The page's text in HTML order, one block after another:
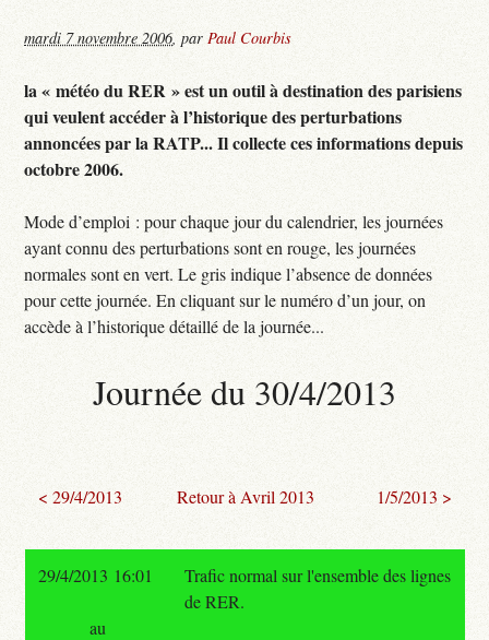
mardi 7 novembre 2006,parPaul Courbis
la « météo du RER » est un outil à destination des parisiens
qui veulent accéder à l’historique des perturbations
annoncées par la RATP... Il collecte ces informations depuis
octobre 2006.
Mode d’emploi : pour chaque jour du calendrier, les journées
ayant connu des perturbations sont en rouge, les journées
normales sont en vert. Le gris indique l’absence de données
pour cette journée. En cliquant sur le numéro d’un jour, on
accède à l’historique détaillé de la journée...
Journée du 30/4/2013
< 29/4/2013 Retour à Avril 2013 1/5/2013 >
29/4/2013 16:01
Trafic normal sur l'ensemble des lignes
de RER.
au